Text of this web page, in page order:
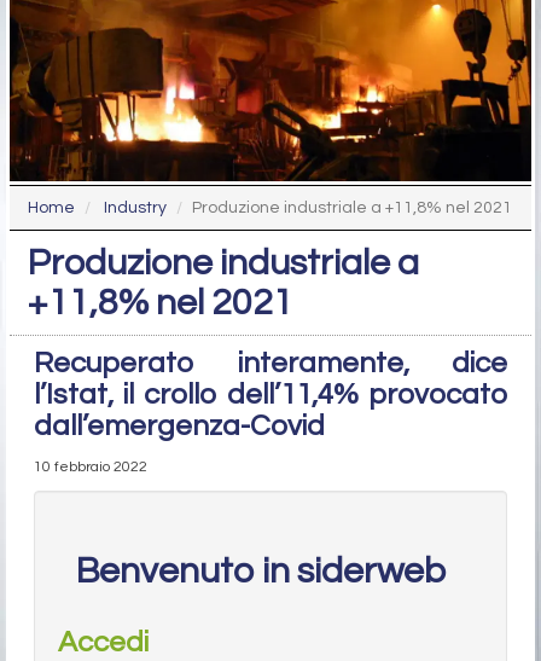
Home Industry Produzione industriale a +11,8% nel 2021
Produzione industriale a
+11,8% nel 2021
Recuperato interamente, dice
l’Istat, il crollo dell’11,4% provocato
dall’emergenza-Covid
10 febbraio 2022
Benvenuto in siderweb
Accedi